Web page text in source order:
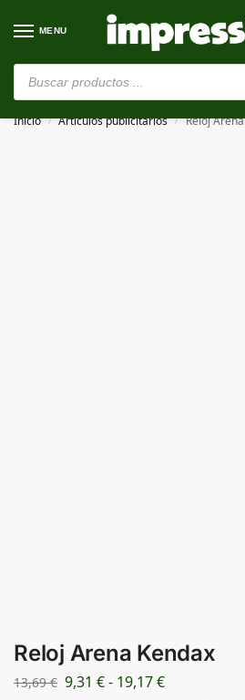
MENU
⚠️ Estamos en pruebas. Si algo
Inicio / Artículos publicitarios / Reloj
Reloj Arena Kendax
13,69€ 9,31 €- 19,17€